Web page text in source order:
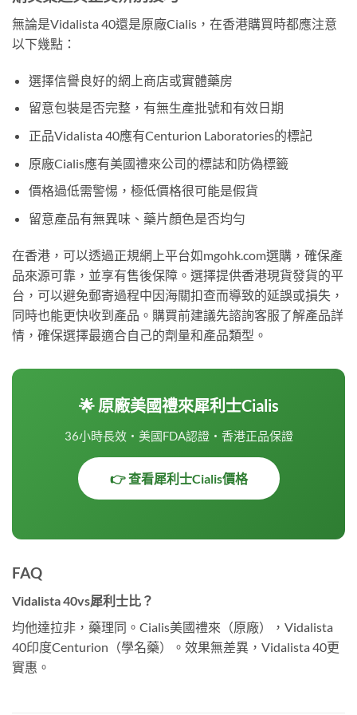
無論是Vidalista 40還是原廠Cialis，在香港購買時都應注意
以下幾點：
選擇信譽良好的網上商店或實體藥房
留意包裝是否完整，有無生產批號和有效日期
正品Vidalista 40應有Centurion Laboratories的標記
原廠Cialis應有美國禮來公司的標誌和防偽標籤
價格過低需警惕，極低價格很可能是假貨
留意產品有無異味、藥片顏色是否均勻
在香港，可以透過正規網上平台如mgohk.com選購，確保產
品來源可靠，並享有售後保障。選擇提供香港現貨發貨的平
台，可以避免郵寄過程中因海關扣查而導致的延誤或損失，
同時也能更快收到產品。購買前建議先諮詢客服了解產品詳
情，確保選擇最適合自己的劑量和產品類型。
🌟 原廠美國禮來犀利士Cialis
36小時長效・美國FDA認證・香港正品保證
👉 查看犀利士Cialis價格
FAQ
Vidalista 40vs犀利士比？
均他達拉非，藥理同。Cialis美國禮來（原廠），Vidalista
40印度Centurion（學名藥）。效果無差異，Vidalista 40更
實惠。